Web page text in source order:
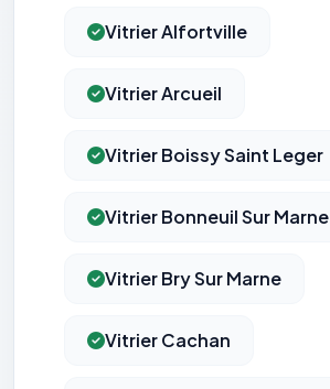
Vitrier Alfortville
Vitrier Arcueil
Vitrier Boissy Saint Leger
Vitrier Bonneuil Sur Marne
Vitrier Bry Sur Marne
Vitrier Cachan